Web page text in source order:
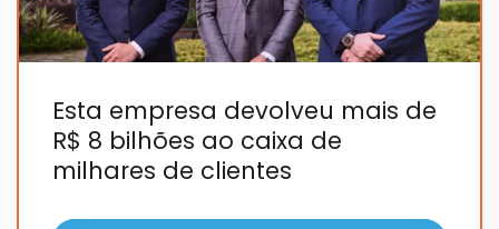
Esta empresa devolveu mais de
R$ 8 bilhões ao caixa de
milhares de clientes